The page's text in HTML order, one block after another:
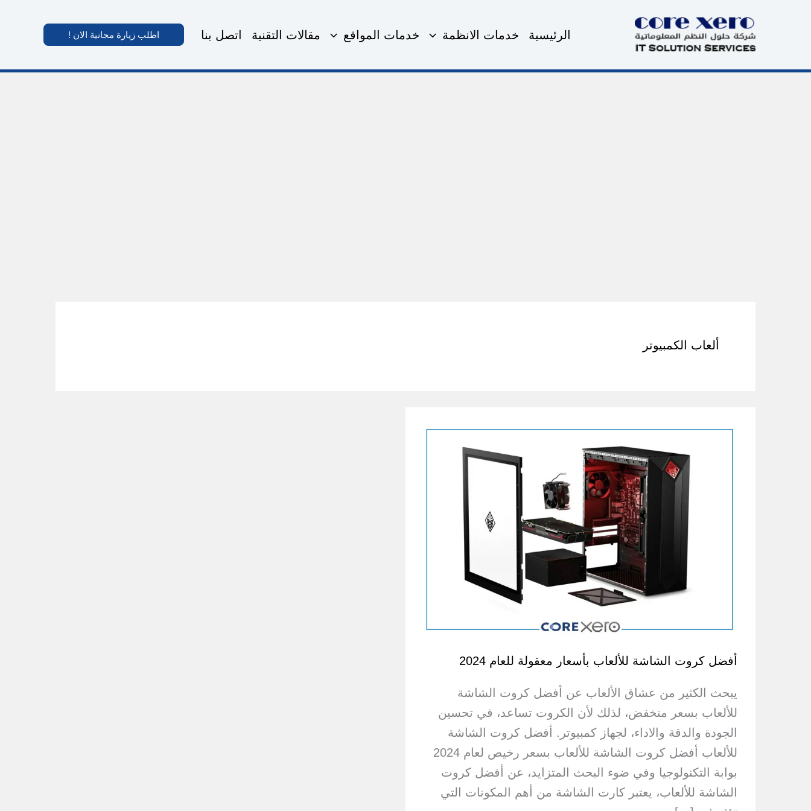
الرئيسية خدمات الانظمة خدمات المواقع مقالات التقنية اتصل بنا اطلب زيارة مجانية الان !
ألعاب الكمبيوتر
أفضل كروت الشاشة للألعاب بأسعار معقولة للعام 2024
يبحث الكثير من عشاق الألعاب عن أفضل كروت الشاشة
للألعاب بسعر منخفض، لذلك لأن الكروت تساعد، في تحسين
الجودة والدقة والاداء، لجهاز كمبيوتر. أفضل كروت الشاشة
للألعاب أفضل كروت الشاشة للألعاب بسعر رخيص لعام 2024
بوابة التكنولوجيا وفي ضوء البحث المتزايد، عن أفضل كروت
الشاشة للألعاب، يعتبر كارت الشاشة من أهم المكونات التي